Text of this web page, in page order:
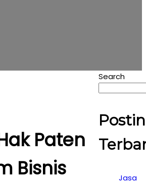
Paten
Bisnis
Search
Jasa